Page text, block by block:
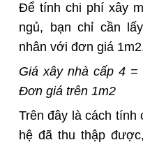
Để tính chi phí xây
ngủ, bạn chỉ cần
nhân với đơn giá
Giá xây nhà cấp 4
Đơn giá trên 1m2
Trên đây là cách tính
hệ đã thu thập